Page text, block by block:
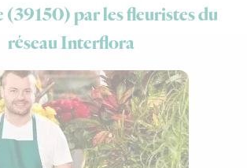
par les fleuristes du
réseau Interflora